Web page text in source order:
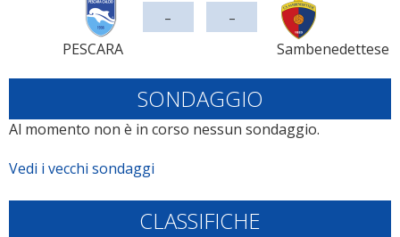
PESCARA
- -
Sambenedettese
SONDAGGIO
Al momento non è in corso nessun sondaggio.
Vedi i vecchi sondaggi
CLASSIFICHE